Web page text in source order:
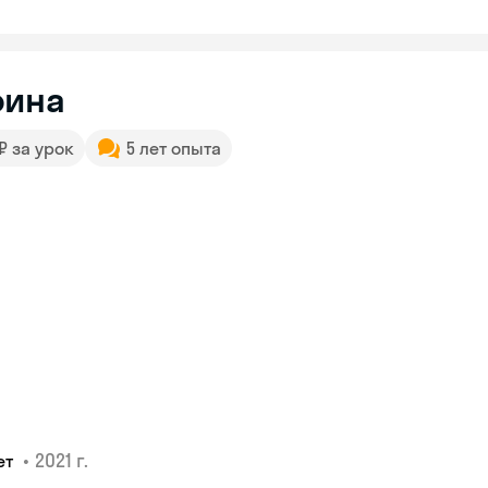
за урок 5 лет опыта
• 2021 г.